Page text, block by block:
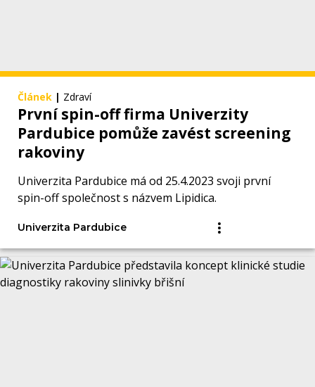
Článek | Zdraví
První spin-off firma Univerzity
Pardubice pomůže zavést screening
rakoviny
Univerzita Pardubice má od 25.4.2023 svoji první
spin-off společnost s názvem Lipidica.
Univerzita Pardubice